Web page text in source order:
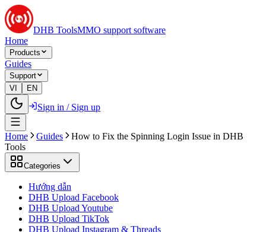
DHB ToolsMMO support software
Home
Products
Guides
Support
VI
EN
Sign in / Sign up
Home Guides
How to Fix the Spinning Login Issue in DHB
Tools
Categories
Hướng dẫn
DHB Upload Facebook
DHB Upload Youtube
DHB Upload TikTok
DHB Upload Instagram & Threads